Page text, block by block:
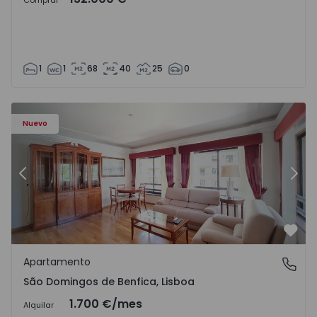
1 1 68 40 25 0
Nuevo
Anterior
São Domingos de Benfica, Lisboa
Apartamento
São Domingos de Benfica, Lisboa
Alquilar 1.700 €/mes